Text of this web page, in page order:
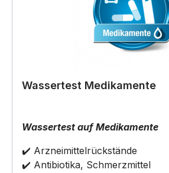
Wassertest Medikamente
Wassertest auf Medikamente
✔️ Arzneimittelrückstände
✔️ Antibiotika, Schmerzmittel